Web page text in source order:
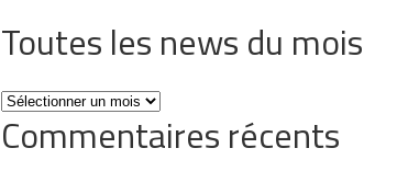
Toutes les news du mois
Toutes
les
news
Commentaires récents